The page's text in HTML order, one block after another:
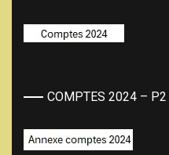
COMPTES 2024 – P2